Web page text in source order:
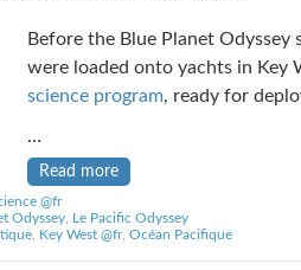
Before the Blue Planet
were loaded onto yachts in Key
science program, ready for
…
Read more
@fr
Odyssey, Le Pacific Odyssey
, Key West @fr, Océan Pacifique